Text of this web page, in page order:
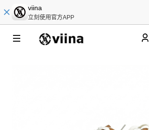
viina
立刻使用官方APP